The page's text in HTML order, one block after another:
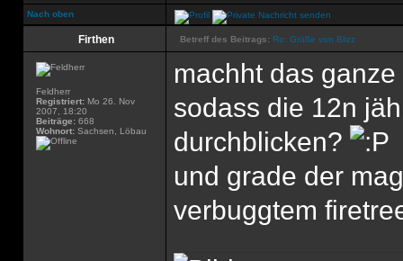
Nach oben
Firthen Betreff des Beitrags: Re: Grüße von Blizz
Feldherr
Registriert: Mo 26. Nov
2007, 18:20
Beiträge: 668
Wohnort: Sachsen, Löbau
machht das
sodass die 12n
durchblicken?
und grade der
verbuggtem